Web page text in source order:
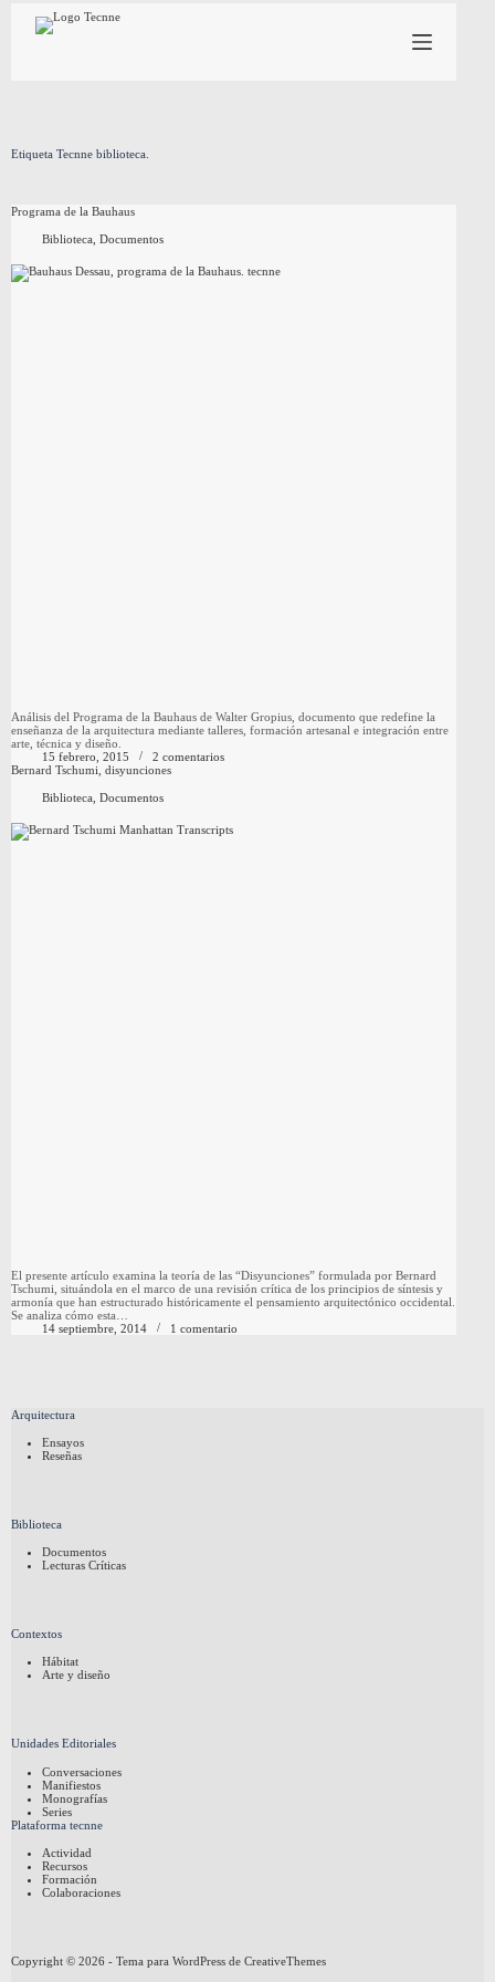
contenido
Etiqueta Tecnne biblioteca.
Programa de la Bauhaus
Biblioteca, Documentos
Análisis del Programa de la Bauhaus de Walter Gropius, documento que redefine la
enseñanza de la arquitectura mediante talleres, formación artesanal e integración entre
arte, técnica y diseño.
15 febrero, 2015
2 comentarios
Bernard Tschumi, disyunciones
Biblioteca, Documentos
El presente artículo examina la teoría de las “Disyunciones” formulada por Bernard
Tschumi, situándola en el marco de una revisión crítica de los principios de síntesis y
armonía que han estructurado históricamente el pensamiento arquitectónico occidental.
Se analiza cómo esta…
14 septiembre, 2014
1 comentario
Arquitectura
Ensayos
Reseñas
Biblioteca
Documentos
Lecturas Críticas
Contextos
Hábitat
Arte y diseño
Unidades Editoriales
Conversaciones
Manifiestos
Monografías
Series
Plataforma tecnne
Actividad
Recursos
Formación
Colaboraciones
Copyright © 2026 - Tema para WordPress de CreativeThemes